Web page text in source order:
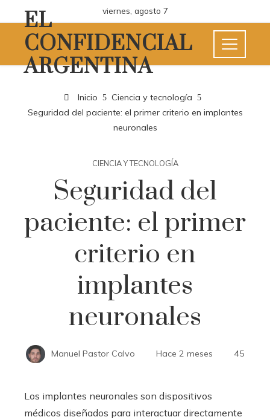
viernes, agosto 7
EL
CONFIDENCIAL
ARGENTINA
Inicio
Ciencia y tecnología
Seguridad del paciente: el primer criterio en implantes
neuronales
CIENCIA Y TECNOLOGÍA
Seguridad del
paciente: el primer
criterio en
implantes
neuronales
Manuel Pastor Calvo Hace 2 meses 45
Los implantes neuronales son dispositivos
médicos diseñados para interactuar directamente